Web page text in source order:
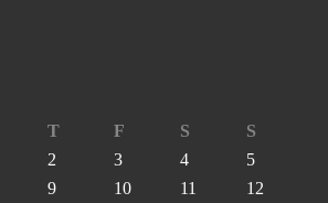
T F S
S
2 3 4
5
9 10 11
12